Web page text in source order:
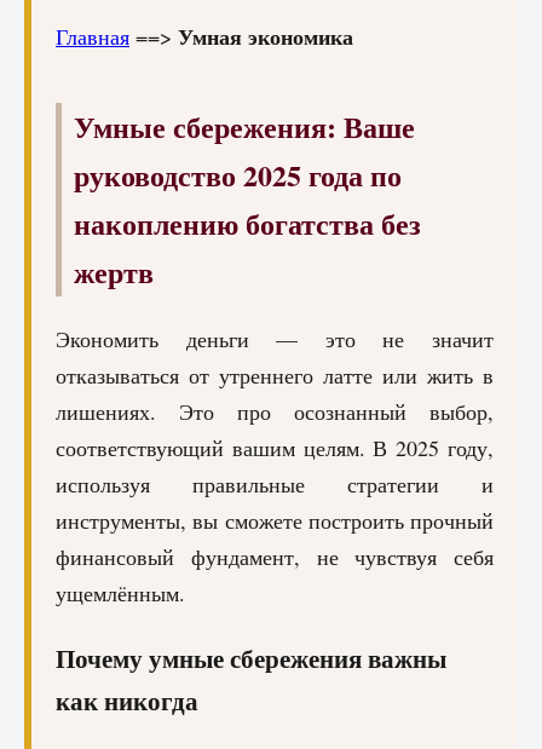
Главная ==> Умная экономика
Умные сбережения: Ваше
руководство 2025 года по
накоплению богатства без
жертв
Экономить деньги — это не значит
отказываться от утреннего латте или жить в
лишениях. Это про осознанный выбор,
соответствующий вашим целям. В 2025 году,
используя правильные стратегии и
инструменты, вы сможете построить прочный
финансовый фундамент, не чувствуя себя
ущемлённым.
Почему умные сбережения важны
как никогда